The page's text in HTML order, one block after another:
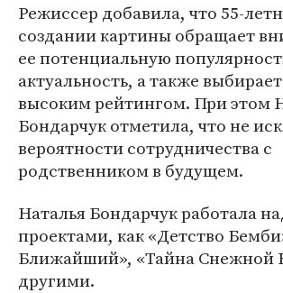
Режиссер добавила, что 55-
создании картины обращает
ее потенциальную
актуальность, а также
высоким рейтингом. При этом
Бондарчук отметила, что не
вероятности сотрудничества с
родственником в будущем.
Наталья Бондарчук работала
проектами, как «Детство
Ближайший», «Тайна Снежной
другими.